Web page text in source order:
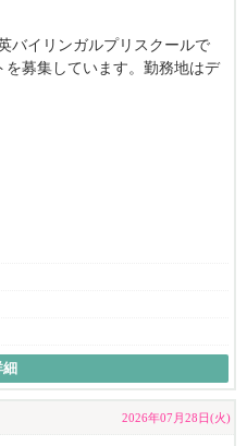
バイリンガルプリスクールで
募集しています。勤務地はデ
2026年07月28日(火)